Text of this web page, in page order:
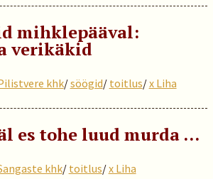
mihklepääval:
verikäkid
khk/söögid/ toitlus/x Liha
es tohe luud murda …
khk/ toitlus/x Liha